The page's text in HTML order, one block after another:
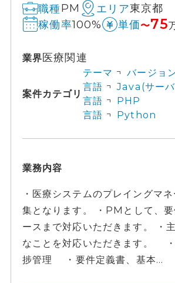
職種PM エリア東京都
稼働率100% 単価〜75
業界医療関連
案件カテゴリ
テーマ
バージョ
言語
Java(サー
言語
PHP
言語
Python
業務内容
・医療システムのプレイングマ
集となります。 ・PMとして、要
ースまで対応いただきます。 ・
なことを対応いただきます。
捗管理 ・要件定義書、基本...